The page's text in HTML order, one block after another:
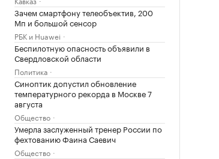
Зачем смартфону телеобъектив, 200
Мп и большой сенсор
РБК и Huawei
Беспилотную опасность объявили в
Свердловской области
Политика
Синоптик допустил обновление
температурного рекорда в Москве 7
августа
Общество
Умерла заслуженный тренер России по
фехтованию Фаина Саевич
Общество